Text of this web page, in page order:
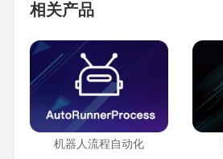
相关产品
机器人流程自动化